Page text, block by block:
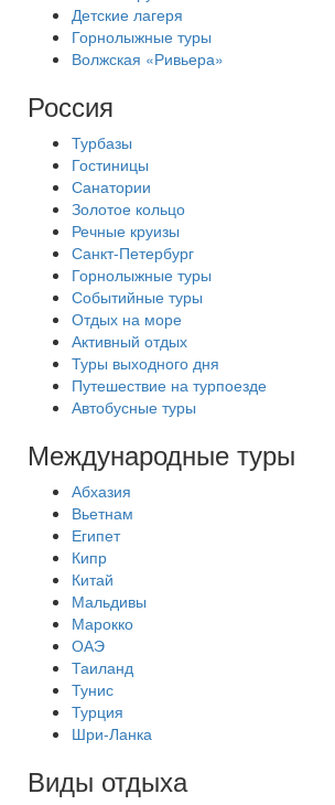
Детские лагеря
Горнолыжные туры
Волжская «Ривьера»
Россия
Турбазы
Гостиницы
Санатории
Золотое кольцо
Речные круизы
Санкт-Петербург
Горнолыжные туры
Событийные туры
Отдых на море
Активный отдых
Туры выходного дня
Путешествие на турпоезде
Автобусные туры
Международные туры
Абхазия
Вьетнам
Египет
Кипр
Китай
Мальдивы
Марокко
ОАЭ
Таиланд
Тунис
Турция
Шри-Ланка
Виды отдыха